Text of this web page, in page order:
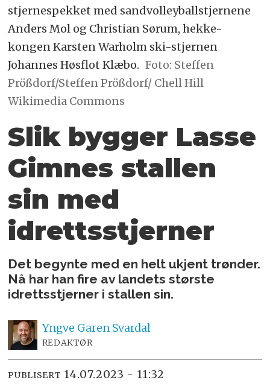
stjernespekket med sandvolleyballstjernene
Anders Mol og Christian Sørum, hekke-
kongen Karsten Warholm ski-stjernen
Johannes Høsflot Klæbo. Foto: Steffen
Prößdorf/Steffen Prößdorf/ Chell Hill
Wikimedia Commons
Slik bygger Lasse
Gimnes stallen
sin med
idrettsstjerner
Det begynte med en helt ukjent trønder.
Nå har han fire av landets største
idrettsstjerner i stallen sin.
Yngve Garen Svardal
REDAKTØR
PUBLISERT 14.07.2023 - 11:32